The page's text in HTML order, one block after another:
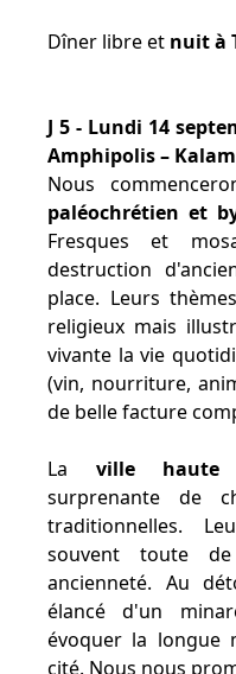
Dîner libre et nuit à
J 5 - Lundi 14
Amphipolis –
Nous
paléochrétien et
Fresques et
destruction
place. Leurs
religieux mais
vivante la vie
(vin, nourriture,
de belle facture
La ville haute
surprenante de
traditionnelles.
souvent toute
ancienneté. Au
élancé d'un
évoquer la longue
cité. Nous nous